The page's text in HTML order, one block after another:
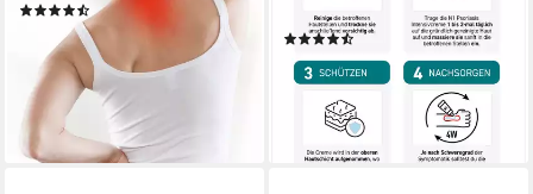
(38)
19,99 €
(53,31 €/ 1 l)
lieferbar - in 2-3 Werktagen bei dir
Rezeptur
(6)
ab 16,90 € UVP19,99 €
(338,00 €/ 1 l)
lieferbar - in 3-4 Werktagen bei dir